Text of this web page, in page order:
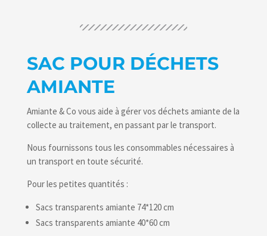
SAC POUR DÉCHETS
AMIANTE
Amiante & Co vous aide à gérer vos déchets amiante de la
collecte au traitement, en passant par le transport.
Nous fournissons tous les consommables nécessaires à
un transport en toute sécurité.
Pour les petites quantités :
Sacs transparents amiante 74*120 cm
Sacs transparents amiante 40*60 cm